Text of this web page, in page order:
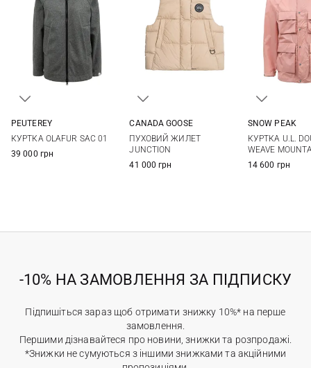
PEUTEREY
КУРТКА OLAFUR SAC 01
39 000 грн
CANADA GOOSE
ПУХОВИЙ ЖИЛЕТ
JUNCTION
41 000 грн
SNOW PEAK
КУРТКА U.L.
WEAVE
14 600 грн
-10% НА ЗАМОВЛЕННЯ ЗА ПІДПИСКУ
Підпишіться зараз щоб отримати знижку 10%* на перше
замовлення.
Першими дізнавайтеся про новини, знижки та розпродажі.
*Знижки не сумуються з іншими знижками та акційними